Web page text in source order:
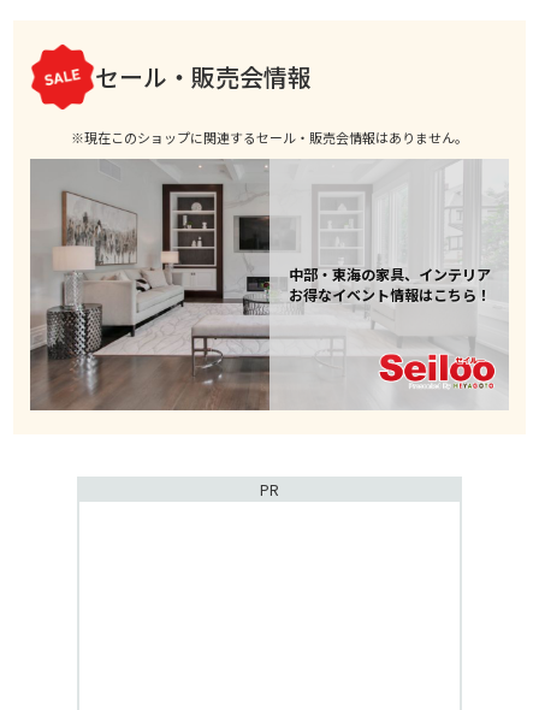
セール・販売会情報
※現在このショップに関連するセール・販売会情報はありません。
中部・東海の家具、インテリア
お得なイベント情報はこちら！
PR